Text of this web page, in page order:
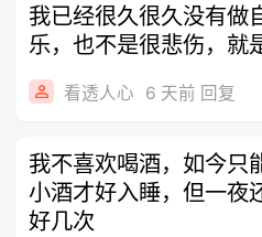
我已经很久很久没有做
乐，也不是很悲伤，就
对很多
看透人心 6 天前 回复
我不喜欢喝酒，如今只
小酒才好入睡，但一夜
好几次